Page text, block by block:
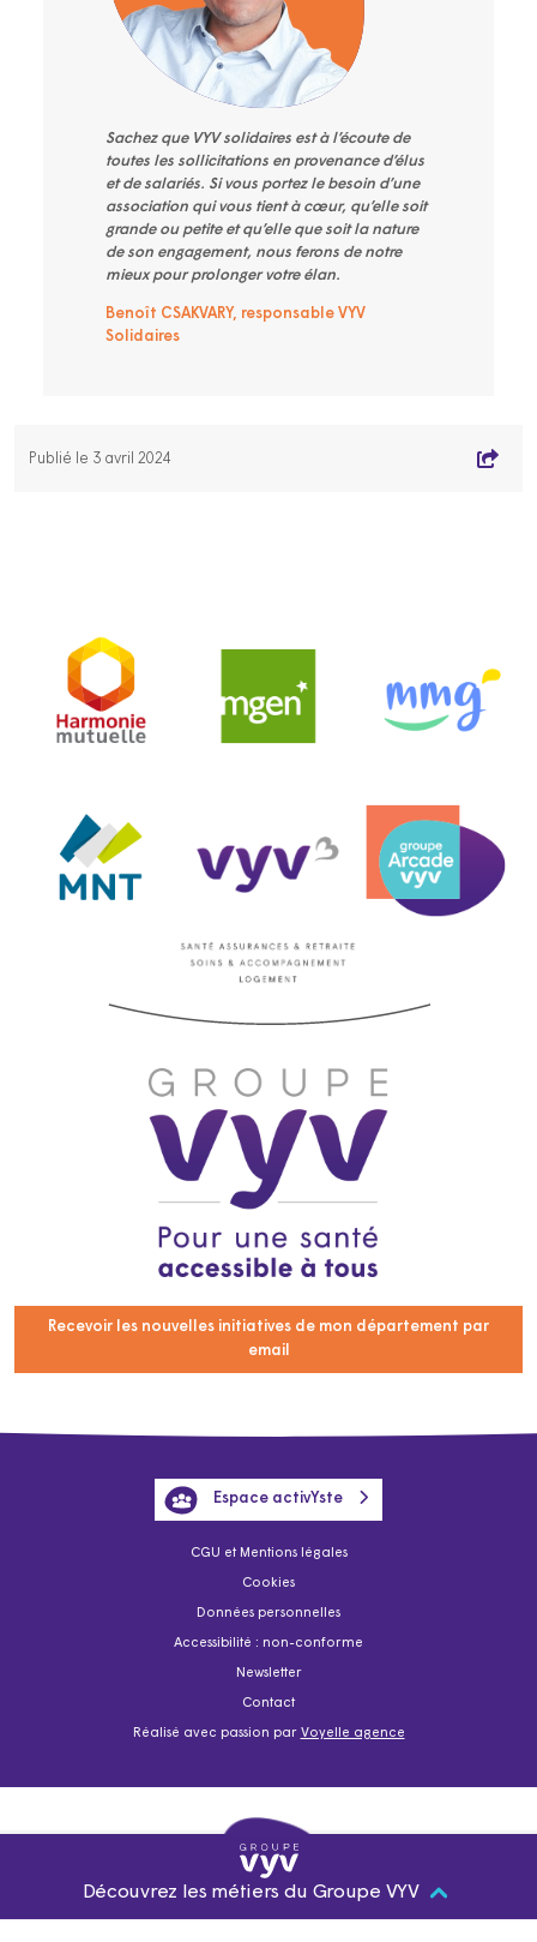
Sachez que VYV solidaires est à l’écoute de
toutes les sollicitations en provenance d’élus
et de salariés. Si vous portez le besoin d’une
association qui vous tient à cœur, qu’elle soit
grande ou petite et qu’elle que soit la nature
de son engagement, nous ferons de notre
mieux pour prolonger votre élan.
Benoît CSAKVARY, responsable VYV
Solidaires
Publié le 3 avril 2024
Recevoir les nouvelles initiatives de mon département par
email
CGU et Mentions légales
Cookies
Données personnelles
Accessibilité : non-conforme
Newsletter
Contact
Réalisé avec passion par Voyelle agence
Espace activYste
Découvrez les métiers du Groupe VYV